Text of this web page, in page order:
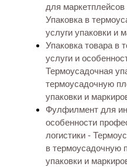
для
Упаковка в
услуги упаковки и
Упаковка товара в
услуги и
Термоусадочная
термоусадочную
упаковки и
Фулфилмент для
особенности
логистики -
в термоусадочную
упаковки и